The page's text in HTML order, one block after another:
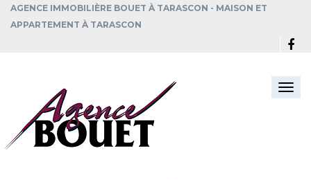
AGENCE IMMOBILIÈRE BOUET À TARASCON - MAISON ET
APPARTEMENT À TARASCON